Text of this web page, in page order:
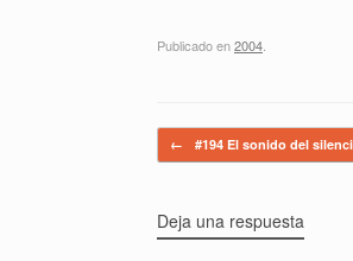
Publicado en2004
Navegador de artículos
← #194 El sonido del
Deja una respuesta